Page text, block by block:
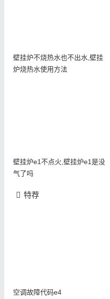
壁挂炉不烧热水也不出水,壁挂
炉烧热水使用方法
壁挂炉e1不点火,壁挂炉e1是没
气了吗
特荐
空调故障代码e4